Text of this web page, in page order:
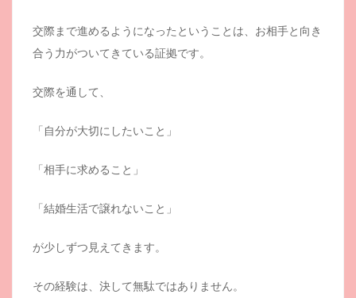
交際まで進めるようになったということは、お相手と向き
合う力がついてきている証拠です。
交際を通して、
「自分が大切にしたいこと」
「相手に求めること」
「結婚生活で譲れないこと」
が少しずつ見えてきます。
その経験は、決して無駄ではありません。